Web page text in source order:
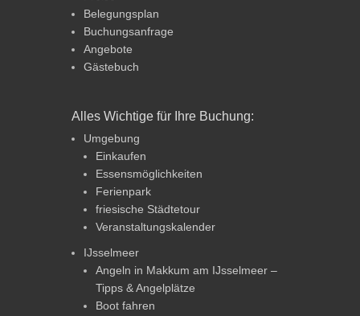
Belegungsplan
Buchungsanfrage
Angebote
Gästebuch
Alles Wichtige für Ihre Buchung:
Umgebung
Einkaufen
Essensmöglichkeiten
Ferienpark
friesische Städtetour
Veranstaltungskalender
IJsselmeer
Angeln in Makkum am IJsselmeer –
Tipps & Angelplätze
Boot fahren